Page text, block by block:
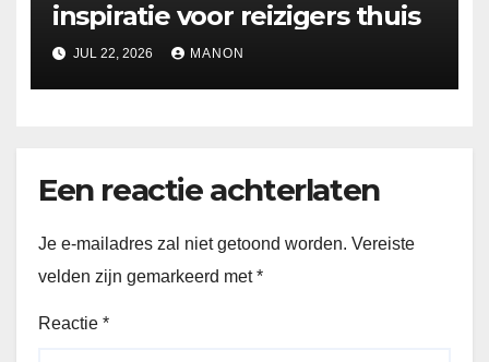
inspiratie voor reizigers thuis
JUL 22, 2026 MANON
Een reactie achterlaten
Je e-mailadres zal niet getoond worden. Vereiste
velden zijn gemarkeerd met*
Reactie *